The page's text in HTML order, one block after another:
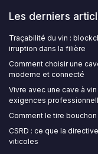
Les derniers
Traçabilité du vin :
irruption dans la filière
Comment choisir une
moderne et connecté
Vivre avec une cave à
exigences
Comment le tire
CSRD : ce que la
viticoles